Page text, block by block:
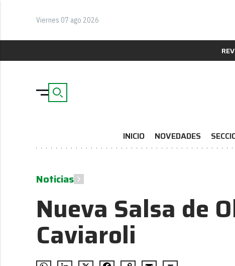
Viernes 07 ago 2026
INICIO NOVEDADES
Noticias
Nueva Salsa de
Caviaroli